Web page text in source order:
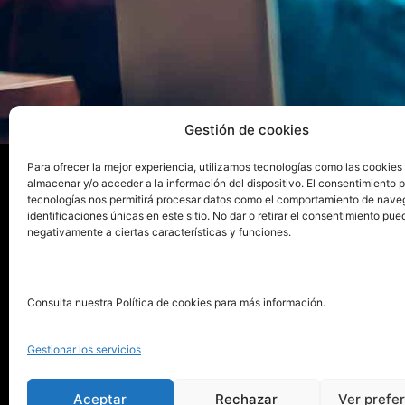
Gestión de cookies
Para ofrecer la mejor experiencia, utilizamos tecnologías como las cookies
almacenar y/o acceder a la información del dispositivo. El consentimiento
tecnologías nos permitirá procesar datos como el comportamiento de
identificaciones únicas en este sitio. No dar o retirar el consentimiento
negativamente a ciertas características y funciones.
Consulta nuestra Política de cookies para más información.
Gestionar los servicios
Aceptar Rechazar Ver
pionero de autoedición
911 413 306
info@puntorojolibros.com
La